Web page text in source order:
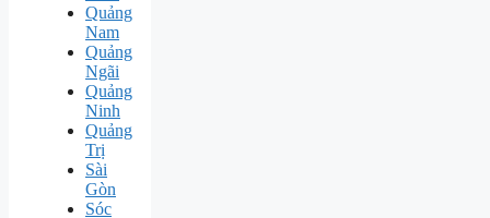
Quảng
Nam
Quảng
Ngãi
Quảng
Ninh
Quảng
Trị
Sài
Gòn
Sóc